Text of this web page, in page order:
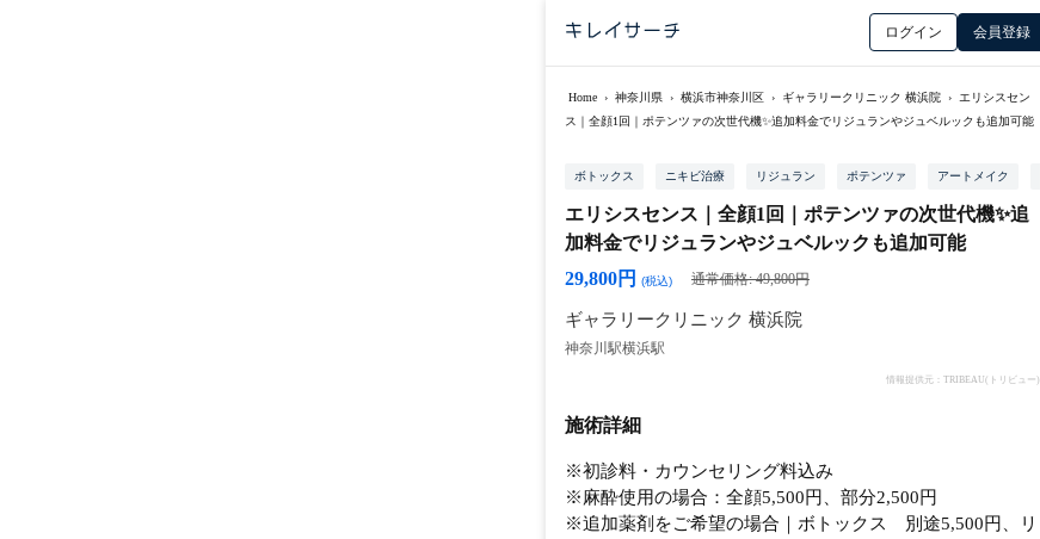
ログイン 会員登録
Home › 神奈川県 › 横浜市神奈川区 › ギャラリークリニック 横浜院 ›
エリシスセン
ス｜全顔1回｜ポテンツァの次世代機✨追加料金でリジュランやジュベルックも追加可能
ボトックス ニキビ治療 リジュラン ポテンツァ アートメイク
エリシスセンス｜全顔1回｜ポテンツァの次世代機✨追
加料金でリジュランやジュベルックも追加可能
29,800円
(税込) 通常価格: 49,800円
ギャラリークリニック 横浜院
神奈川駅横浜駅
情報提供元：TRIBEAU(トリビュー)
施術詳細
※初診料・カウンセリング料込み
※麻酔使用の場合：全顔5,500円、部分2,500円
※追加薬剤をご希望の場合｜ボトックス 別途5,500円、リ